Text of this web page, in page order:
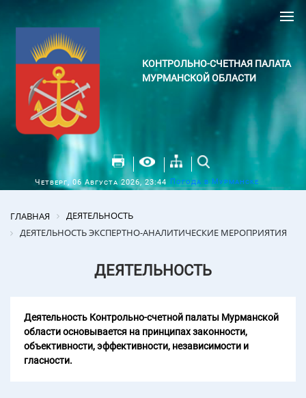
КОНТРОЛЬНО-СЧЕТНАЯ ПАЛАТА
МУРМАНСКОЙ ОБЛАСТИ
Четверг, 06 Августа 2026, 23:44 Погода в Мурманске
ГЛАВНАЯ
ДЕЯТЕЛЬНОСТЬ
ДЕЯТЕЛЬНОСТЬ ЭКСПЕРТНО-АНАЛИТИЧЕСКИЕ МЕРОПРИЯТИЯ
ДЕЯТЕЛЬНОСТЬ
Деятельность Контрольно-счетной палаты Мурманской
области основывается на принципах законности,
объективности, эффективности, независимости и
гласности.